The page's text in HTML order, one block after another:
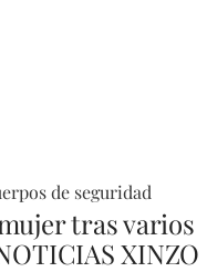
de seguridad
tras varios
XINZO